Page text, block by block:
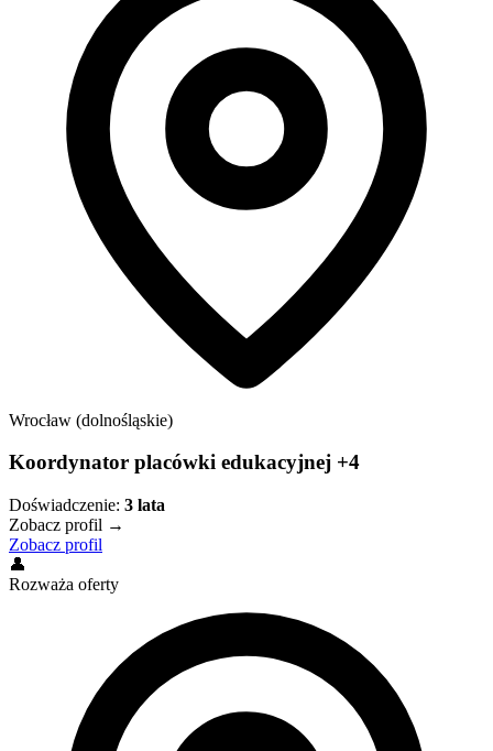
Wrocław (dolnośląskie)
Koordynator placówki edukacyjnej +4
Doświadczenie: 3 lata
Zobacz profil →
Zobacz profil
👤
Rozważa oferty